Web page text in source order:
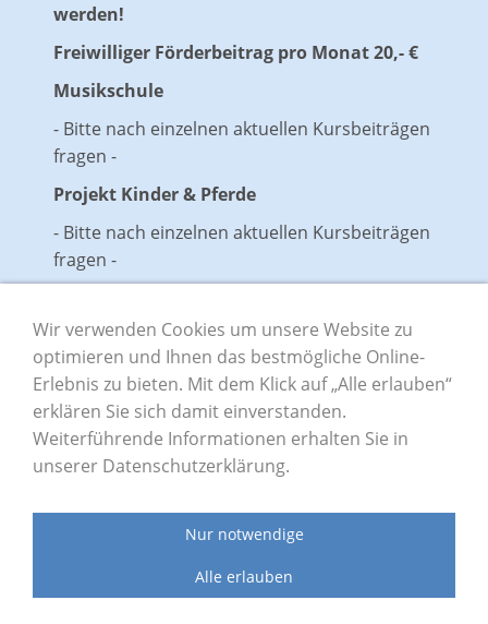
werden!
Freiwilliger Förderbeitrag pro Monat 20,- €
Musikschule
- Bitte nach einzelnen aktuellen Kursbeiträgen
fragen -
Projekt Kinder & Pferde
- Bitte nach einzelnen aktuellen Kursbeiträgen
fragen -
Impressum Datenschutz
Hauptstraße 1 | 97839 Esselbach
info@lernmitmir.org
Wir verwenden Cookies um unsere Website zu
optimieren und Ihnen das bestmögliche Online-
Erlebnis zu bieten. Mit dem Klick auf „Alle erlauben“
erklären Sie sich damit einverstanden.
Weiterführende Informationen erhalten Sie in
unserer Datenschutzerklärung.
Nur notwendige
Alle erlauben